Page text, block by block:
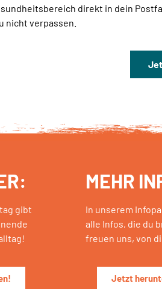
direkt in dein
nicht verpassen.
gibt
MEHR
In unserem
alle Infos, die du
freuen uns, von
Jetzt